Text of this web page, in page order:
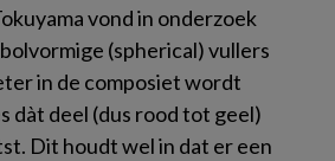
vond in onderzoek
(spherical) vullers
in de composiet wordt
dàt deel (dus rood tot geel)
Dit houdt wel in dat er een